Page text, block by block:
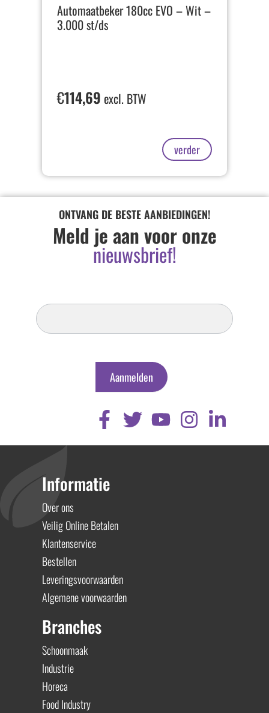
Automaatbeker 180cc EVO – Wit –
3.000 st/ds
€114,69 excl. BTW
verder
ONTVANG DE BESTE AANBIEDINGEN!
Meld je aan voor onze
nieuwsbrief!
Inschrijven
Nieuwsbrief
Aanmelden
Informatie
Over ons
Veilig Online Betalen
Klantenservice
Bestellen
Leveringsvoorwaarden
Algemene voorwaarden
Branches
Schoonmaak
Industrie
Horeca
Food Industry